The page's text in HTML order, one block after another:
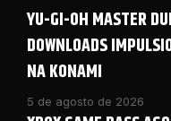
YU-GI-OH MASTER
DOWNLOADS
NA KONAMI
5 de agosto de 2026